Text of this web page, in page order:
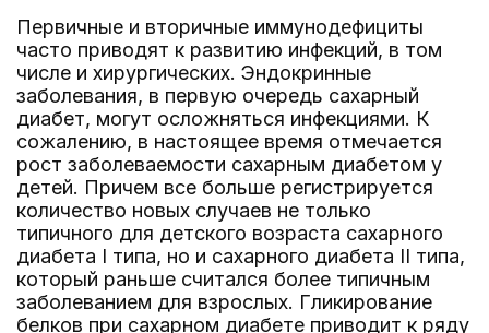
Первичные и вторичные иммунодефициты
часто приводят к развитию инфекций, в том
числе и хирургических. Эндокринные
заболевания, в первую очередь сахарный
диабет, могут осложняться инфекциями. К
сожалению, в настоящее время отмечается
рост заболеваемости сахарным диабетом у
детей. Причем все больше регистрируется
количество новых случаев не только
типичного для детского возраста сахарного
диабета I типа, но и сахарного диабета II типа,
который раньше считался более типичным
заболеванием для взрослых. Гликирование
белков при сахарном диабете приводит к ряду